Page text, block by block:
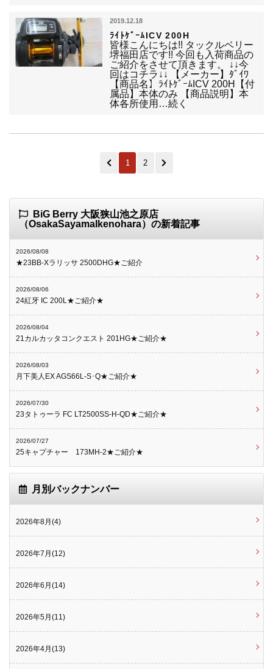
2019.12.18
ﾗｲﾄｹﾞｰﾑICV 200H
皆様こんにちは!! タックルベリー
堺福田店です!! 今回も入荷商品の
ご紹介をさせて頂きます。 ↓↓今
回はコチラ↓↓ 【メーカー】ﾀﾞｲﾜ
【商品名】ﾗｲﾄｹﾞｰﾑICV 200H【付
属品】本体のみ 【商品説明】本
体各所使用…続く
1 2
BiG Berry 大阪狭山池之原店
（OsakaSayamaIkenohara）の新着記事
2026/08/08
★23BB-Xラリッサ 2500DHG★ご紹介
2026/08/06
24紅牙 IC 200L★ご紹介★
2026/08/04
21カルカッタコンクエスト 201HG★ご紹介★
2026/08/03
月下美人EX AGS66L-S･Q★ご紹介★
2026/07/30
23タトゥーラ FC LT2500SS-H-QD★ご紹介★
2026/07/27
25キャプチャー 173MH-2★ご紹介★
月別バックナンバー
2026年8月(4)
2026年7月(12)
2026年6月(14)
2026年5月(11)
2026年4月(13)